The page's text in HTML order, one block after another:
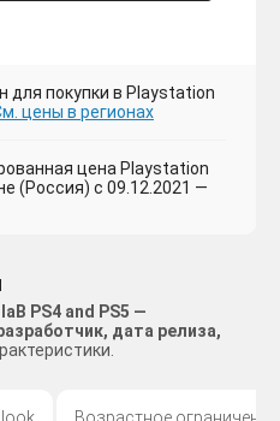
для покупки в Playstation
цены в регионах
цена Playstation
(Россия) с 09.12.2021 —
PS4 and PS5 —
дата релиза,